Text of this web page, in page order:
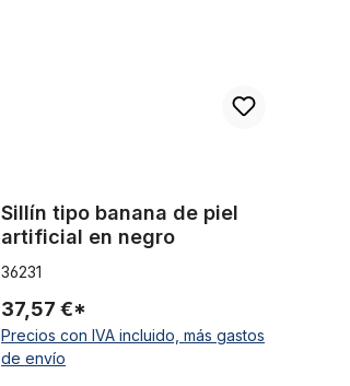
Sillín tipo banana de piel
artificial en negro
36231
37,57 €*
Precios con IVA incluido, más gastos
de envío